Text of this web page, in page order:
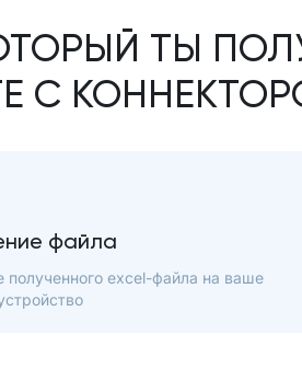
ТЫ
С
файла
полученного excel-файла на ваше